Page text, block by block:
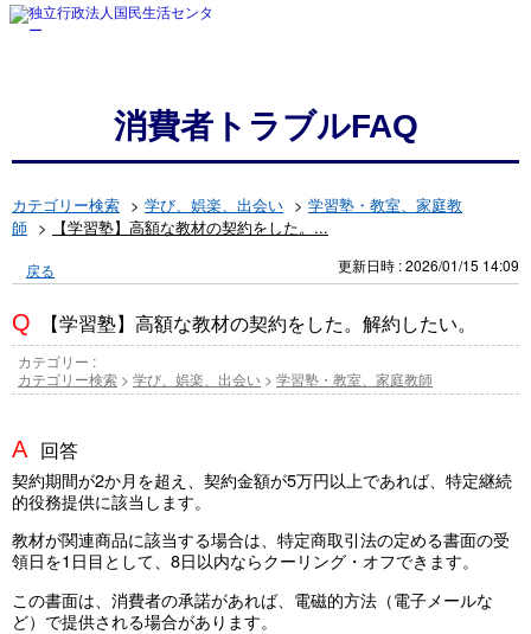
消費者トラブルFAQ
カテゴリー検索 > 学び、娯楽、出会い > 学習塾・教室、家庭教
師 > 【学習塾】高額な教材の契約をした。...
戻る 更新日時 : 2026/01/15 14:09
【学習塾】高額な教材の契約をした。解約したい。
カテゴリー :
カテゴリー検索 > 学び、娯楽、出会い > 学習塾・教室、家庭教師
回答
契約期間が2か月を超え、契約金額が5万円以上であれば、特定継続
的役務提供に該当します。
教材が関連商品に該当する場合は、特定商取引法の定める書面の受
領日を1日目として、8日以内ならクーリング・オフできます。
この書面は、消費者の承諾があれば、電磁的方法（電子メールな
ど）で提供される場合があります。